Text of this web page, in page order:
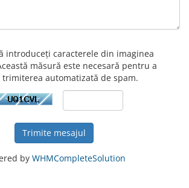
introduceți caracterele din imaginea
măsură este necesară pentru a
trimiterea automatizată de spam.
Trimite mesajul
by WHMCompleteSolution